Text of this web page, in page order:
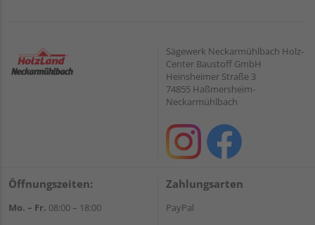
Sägewerk Neckarmühlbach Holz-
Center Baustoff GmbH
Heinsheimer Straße 3
74855 Haßmersheim-
Neckarmühlbach
Öffnungszeiten:
Mo. – Fr. 08:00 – 18:00
Zahlungsarten
PayPal